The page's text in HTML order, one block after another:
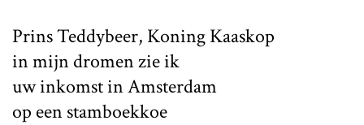
Prins Teddybeer, Koning Kaaskop
in mijn dromen zie ik
uw inkomst in Amsterdam
op een stamboekkoe